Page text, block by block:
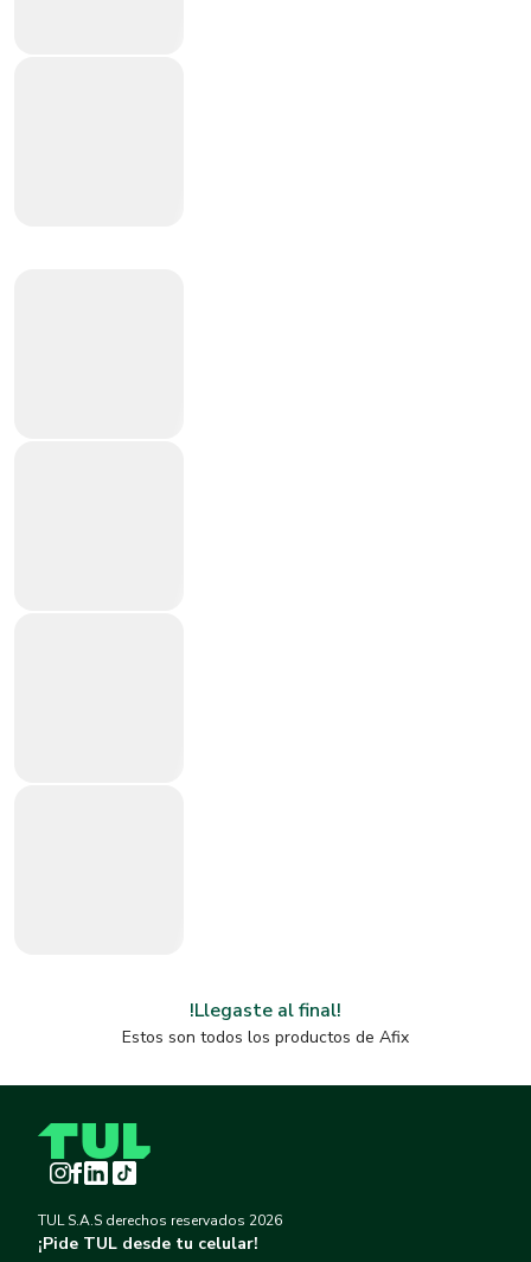
!Llegaste al final!
Estos son todos los productos de Afix
Instagram
Facebook
LinkedInTikTok
TUL S.A.S derechos reservados 2026
¡Pide TUL desde tu celular!